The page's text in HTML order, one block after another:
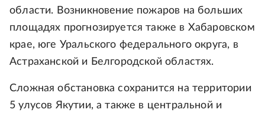
области. Возникновение пожаров на больших
площадях прогнозируется также в Хабаровском
крае, юге Уральского федерального округа, в
Астраханской и Белгородской областях.
Сложная обстановка сохранится на территории
5 улусов Якутии, а также в центральной и